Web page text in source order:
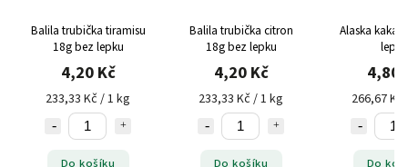
Balila trubička tiramisu
18g bez lepku
4,20 Kč
233,33 Kč / 1 kg
Balila trubička citron
18g bez lepku
4,20 Kč
233,33 Kč / 1 kg
Alaska
lepku
4,80
266,67